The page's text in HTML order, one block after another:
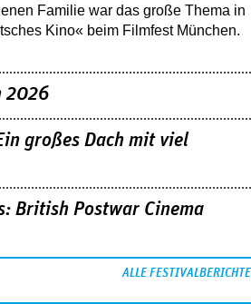
Familie war das große Thema in
Kino« beim Filmfest München.
2026
großes Dach mit viel
British Postwar Cinema
ALLE FESTIVALBERICHTE